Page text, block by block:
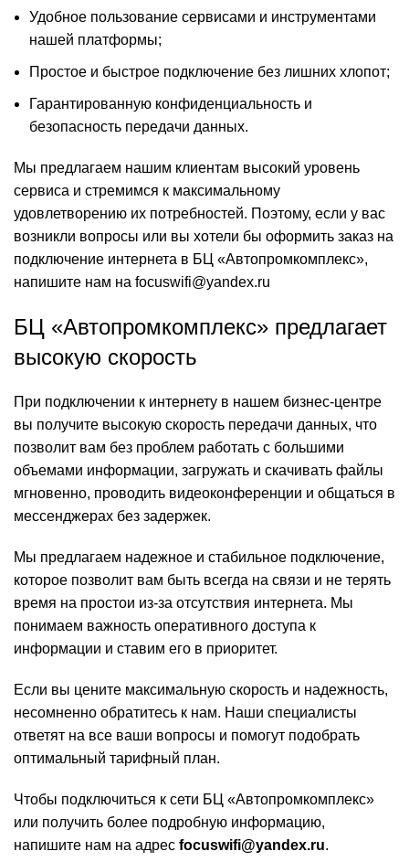
Удобное пользование сервисами и инструментами
нашей платформы;
Простое и быстрое подключение без лишних хлопот;
Гарантированную конфиденциальность и
безопасность передачи данных.
Мы предлагаем нашим клиентам высокий уровень
сервиса и стремимся к максимальному
удовлетворению их потребностей. Поэтому, если у вас
возникли вопросы или вы хотели бы оформить заказ на
подключение интернета в БЦ «Автопромкомплекс»,
напишите нам на focuswifi@yandex.ru
БЦ «Автопромкомплекс» предлагает
высокую скорость
При подключении к интернету в нашем бизнес-центре
вы получите высокую скорость передачи данных, что
позволит вам без проблем работать с большими
объемами информации, загружать и скачивать файлы
мгновенно, проводить видеоконференции и общаться в
мессенджерах без задержек.
Мы предлагаем надежное и стабильное подключение,
которое позволит вам быть всегда на связи и не терять
время на простои из-за отсутствия интернета. Мы
понимаем важность оперативного доступа к
информации и ставим его в приоритет.
Если вы цените максимальную скорость и надежность,
несомненно обратитесь к нам. Наши специалисты
ответят на все ваши вопросы и помогут подобрать
оптимальный тарифный план.
Чтобы подключиться к сети БЦ «Автопромкомплекс»
или получить более подробную информацию,
напишите нам на адрес focuswifi@yandex.ru.